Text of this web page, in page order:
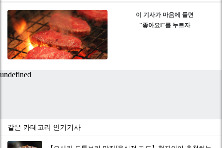
이 기사가 마음에 들면
"좋아요!"를 누르자
같은 카테고리 인기기사